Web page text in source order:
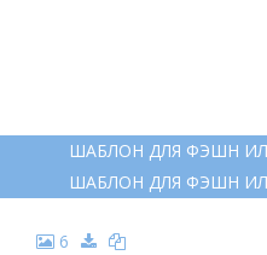
ШАБЛОН ДЛЯ ФЭШН
ШАБЛОН ДЛЯ ФЭШН
6